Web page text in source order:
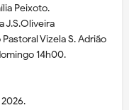
Peixoto.
J.S.Oliveira
Vizela S. Adrião
14h00.